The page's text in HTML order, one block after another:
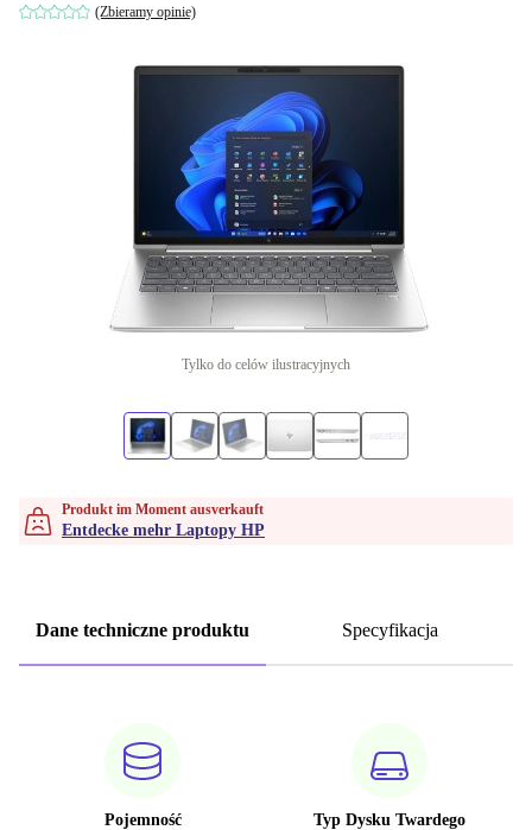
(Zbieramy opinie)
Tylko do celów ilustracyjnych
Produkt im Moment ausverkauft
Entdecke mehr Laptopy HP
Dane techniczne produktu Specyfikacja
Pojemność
Typ Dysku Twardego